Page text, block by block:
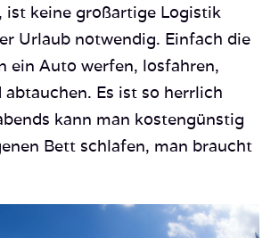
ist keine großartige Logistik
Urlaub notwendig. Einfach die
ein Auto werfen, losfahren,
abtauchen. Es ist so herrlich
kann man kostengünstig
Bett schlafen, man braucht